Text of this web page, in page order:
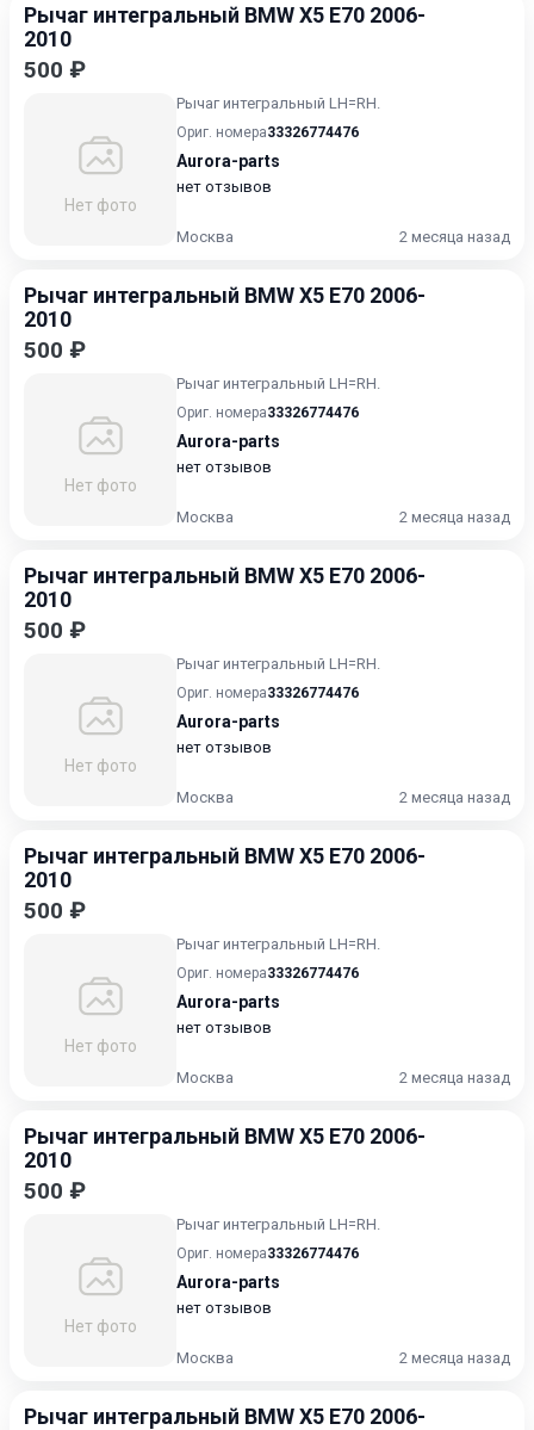
Рычаг интегральный BMW X5 E70 2006-
2010
500 ₽
Нет фото
Рычаг интегральный LH=RH.
Ориг. номера33326774476
Aurora-parts
нет отзывов
Москва 2 месяца назад
Рычаг интегральный BMW X5 E70 2006-
2010
500 ₽
Нет фото
Рычаг интегральный LH=RH.
Ориг. номера33326774476
Aurora-parts
нет отзывов
Москва 2 месяца назад
Рычаг интегральный BMW X5 E70 2006-
2010
500 ₽
Нет фото
Рычаг интегральный LH=RH.
Ориг. номера33326774476
Aurora-parts
нет отзывов
Москва 2 месяца назад
Рычаг интегральный BMW X5 E70 2006-
2010
500 ₽
Нет фото
Рычаг интегральный LH=RH.
Ориг. номера33326774476
Aurora-parts
нет отзывов
Москва 2 месяца назад
Рычаг интегральный BMW X5 E70 2006-
2010
500 ₽
Нет фото
Рычаг интегральный LH=RH.
Ориг. номера33326774476
Aurora-parts
нет отзывов
Москва 2 месяца назад
Рычаг интегральный BMW X5 E70 2006-